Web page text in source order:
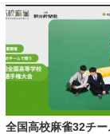
全国高校麻雀32チー